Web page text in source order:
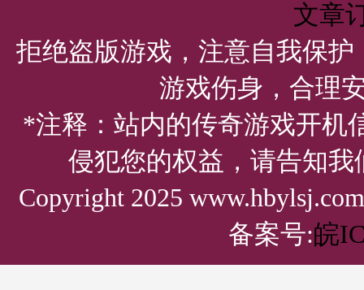
文章
拒绝盗版游戏，注意自我保
游戏伤身，合理
*注释：站内的传奇游戏开机
侵犯您的权益，请告知
Copyright 2025
备案号:皖